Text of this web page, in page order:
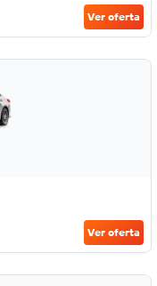
Ver oferta
Ver oferta